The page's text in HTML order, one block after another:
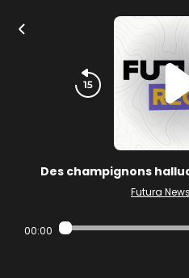
Des champignons
Futura News
00:00